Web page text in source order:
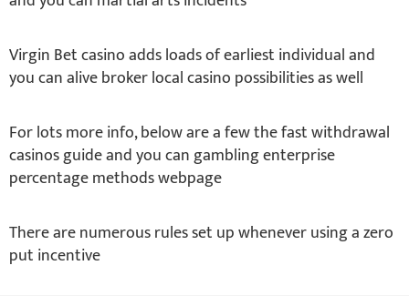
Virgin Bet casino adds loads of earliest individual and
you can alive broker local casino possibilities as well
For lots more info, below are a few the fast withdrawal
casinos guide and you can gambling enterprise
percentage methods webpage
There are numerous rules set up whenever using a zero
put incentive